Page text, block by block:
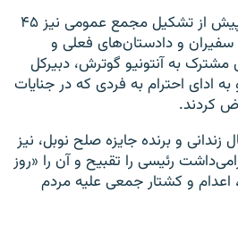
به نوشته آسوشیتدپرس، پیش از تشکیل مجمع عمومی نیز ۴۵
سفیران و دادستان‌های فعلی و
به آنتونیو گوترش، دبیرکل
ادای احترام به فردی که در جنایات
کردند.
و برنده جایزه صلح نوبل، نیز
رئیسی را تقبیح و آن را «روز
اعدام و کشتار جمعی علیه مردم